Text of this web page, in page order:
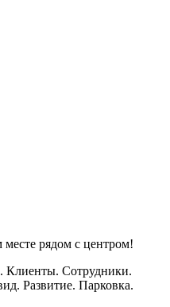
рядом с центром!
Сотрудники.
Развитие. Парковка.